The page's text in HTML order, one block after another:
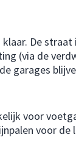
De
(via de
garages
voor
voor de